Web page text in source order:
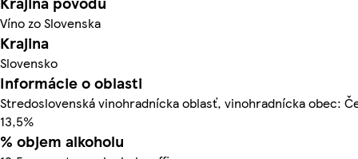
Víno zo Slovenska
Krajina
Slovensko
Informácie o oblasti
Stredoslovenská vinohradnícka oblasť, vinohradnícka obec:
13,5%
% objem alkoholu